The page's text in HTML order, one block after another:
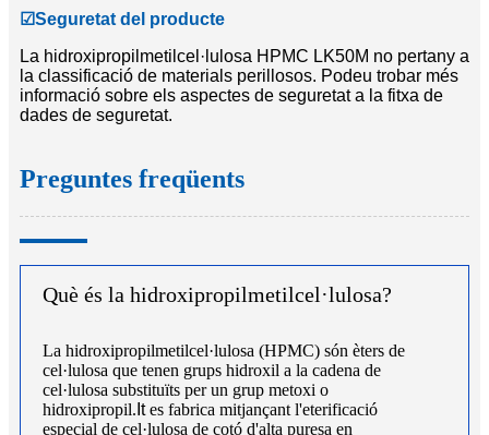
☑Seguretat del producte
La hidroxipropilmetilcel·lulosa HPMC LK50M no pertany a
la classificació de materials perillosos. Podeu trobar més
informació sobre els aspectes de seguretat a la fitxa de
dades de seguretat.
Preguntes freqüents
Què és la hidroxipropilmetilcel·lulosa?
La hidroxipropilmetilcel·lulosa (HPMC) són èters de
cel·lulosa que tenen grups hidroxil a la cadena de
cel·lulosa substituïts per un grup metoxi o
hidroxipropil. Ites fabrica mitjançant l'eterificació
especial de cel·lulosa de cotó d'alta puresa en